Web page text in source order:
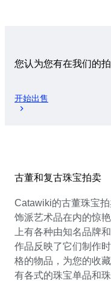
您认为您有在我们的
开始出售
古董和复古珠宝拍卖
Catawiki的古董珠宝
饰派艺术品在内的惊
上有各种由知名品牌
作品反映了它们制作
格的物品，为您的收
有各式的珠宝单品和